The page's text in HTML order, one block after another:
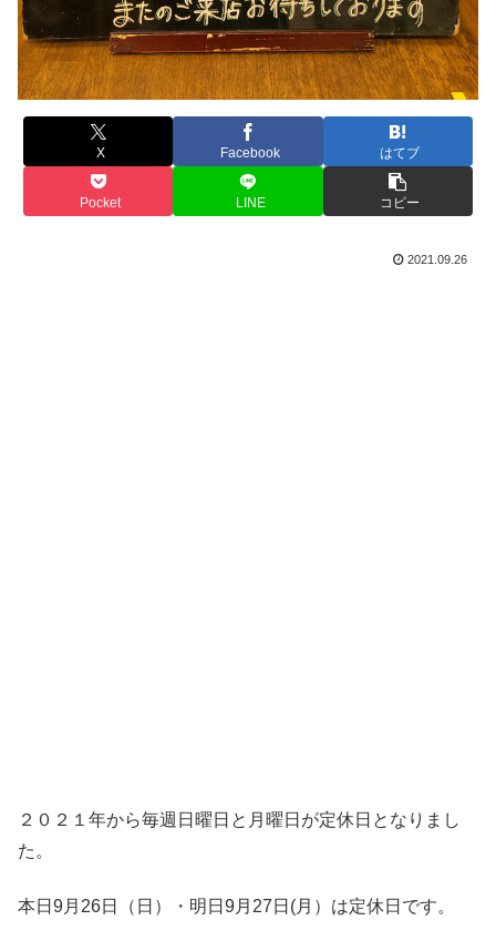
X Facebook はてブ
Pocket LINE コピー
2021.09.26
２０２１年から毎週日曜日と月曜日が定休日となりまし
た。
本日9月26日（日）・明日9月27日(月）は定休日です。